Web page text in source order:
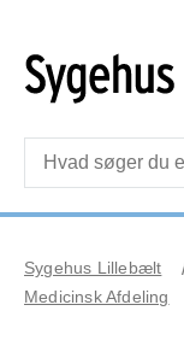
Sygehus Lillebælt
Medicinsk Afdeling